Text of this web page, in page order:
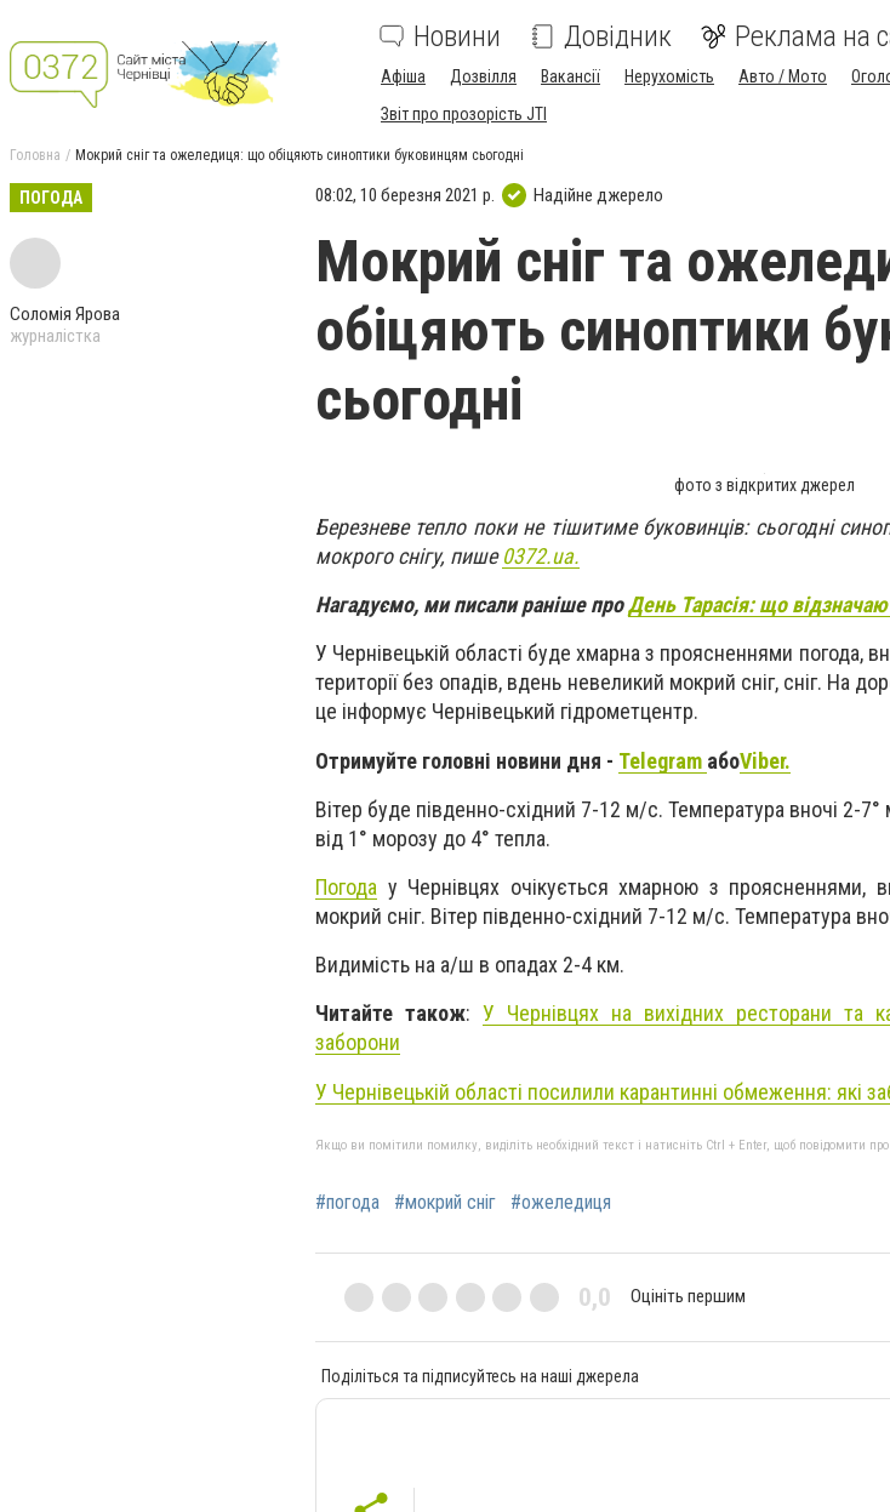
Новини Довідник Реклама на
Афіша Дозвілля Вакансії Нерухомість Авто / Мото
Звіт про прозорість JTI
Головна Мокрий сніг та ожеледиця: що обіцяють синоптики буковинцям сьогодні
ПОГОДА
Соломія Ярова
журналістка
08:02, 10 березня 2021 р. Надійне джерело
Мокрий сніг та
обіцяють синоптики
сьогодні
фото з відкритих джерел
Березневе тепло поки не тішитиме буковинців: сьогодні
мокрого снігу, пише0372.ua.
Нагадуємо, ми писали раніше проДень Тарасія: що
У Чернівецькій області буде хмарна з проясненнями погода,
території без опадів, вдень невеликий мокрий сніг, сніг. На
це інформує Чернівецький гідрометцентр.
Отримуйте головні новини дня - Telegram абоViber.
Вітер буде південно-східний 7-12 м/с. Температура вночі 2-
від 1° морозу до 4° тепла.
Погода у Чернівцях очікується хмарною з проясненнями,
мокрий сніг. Вітер південно-східний 7-12 м/с. Температура
Видимість на а/ш в опадах 2-4 км.
Читайте також: У Чернівцях на вихідних ресторани та
заборони
У Чернівецькій області посилили карантинні обмеження: які
Якщо ви помітили помилку, виділіть необхідний текст і натисніть Ctrl + Enter, щоб повідомити
#погода #мокрий сніг #ожеледиця
0,0 Оцініть першим
Поділіться та підписуйтесь на наші джерела